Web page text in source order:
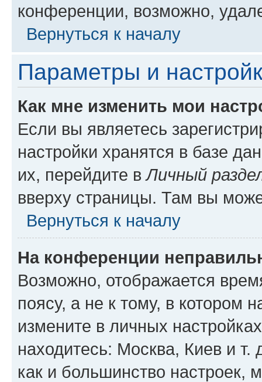
конференции, возможно,
Вернуться к началу
Параметры и
Как мне изменить мои
Если вы являетесь
настройки хранятся в базе
их, перейдите вЛичный
вверху страницы. Там вы
Вернуться к началу
На конференции
Возможно, отображается
поясу, а не к тому, в котором
измените в личных
находитесь: Москва, Киев и т.
как и большинство настроек,